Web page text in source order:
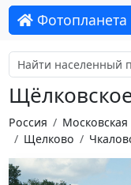
Фотопланета
Россия Московская
Щелково